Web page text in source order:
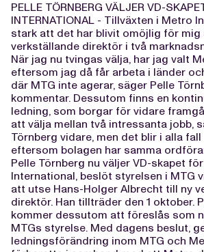
PELLE TÖRNBERG VÄLJER VD-
INTERNATIONAL - Tillväxten i Metro
stark att det har blivit omöjlig för mig
verkställande direktör i två
När jag nu tvingas välja, har jag valt
eftersom jag då får arbeta i länder
där MTG inte agerar, säger Pelle
kommentar. Dessutom finns en
ledning, som borgar för vidare
att välja mellan två intressanta jobb,
Törnberg vidare, men det blir i alla
eftersom bolagen har samma
Pelle Törnberg nu väljer VD-skapet
International, beslöt styrelsen i MTG
att utse Hans-Holger Albrecht till ny
direktör. Han tillträder den 1 oktober.
kommer dessutom att föreslås som
MTGs styrelse. Med dagens beslut,
ledningsförändring inom MTG och